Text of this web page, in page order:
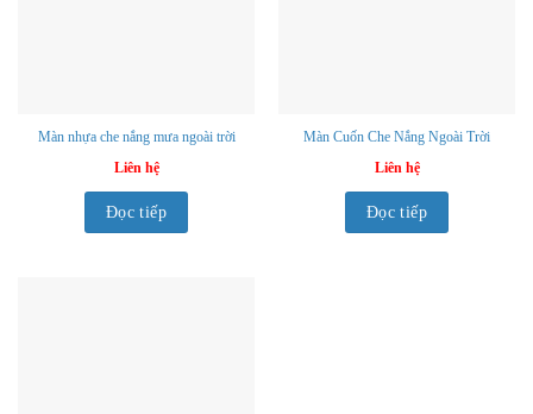
Màn nhựa che nắng mưa ngoài trời
Liên hệ
Đọc tiếp
Màn Cuốn Che Nắng Ngoài Trời
Liên hệ
Đọc tiếp